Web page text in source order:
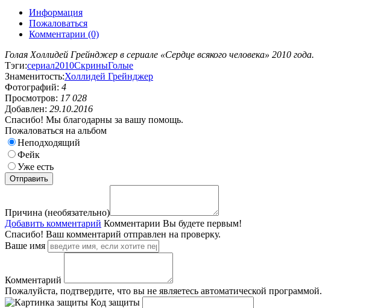
Информация
Пожаловаться
Комментарии (0)
Голая Холлидей Грейнджер в сериале «Сердце всякого человека» 2010 года.
Тэги:сериал2010СкриныГолые
Знаменитость:Холлидей Грейнджер
Фотографий: 4
Просмотров: 17 028
Добавлен: 29.10.2016
Спасибо! Мы благодарны за вашу помощь.
Пожаловаться на альбом
Неподходящий
Фейк
Уже есть
Причина (необязательно)
Добавить комментарий Комментарии Вы будете первым!
Спасибо! Ваш комментарий отправлен на проверку.
Ваше имя
Комментарий
Пожалуйста, подтвердите, что вы не являетесь автоматической программой.
Код защиты